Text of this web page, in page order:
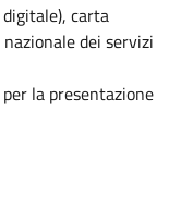
carta
dei servizi
la presentazione